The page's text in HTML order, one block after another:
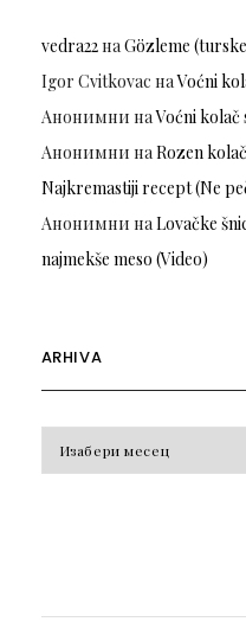
vedra22наGözleme
Igor Cvitkovac наVoćni
Анонимни наVoćni kolač
Анонимни наRozen
Najkremastiji recept (Ne
Анонимни наLovačke
najmekše meso (Video)
ARHIVA